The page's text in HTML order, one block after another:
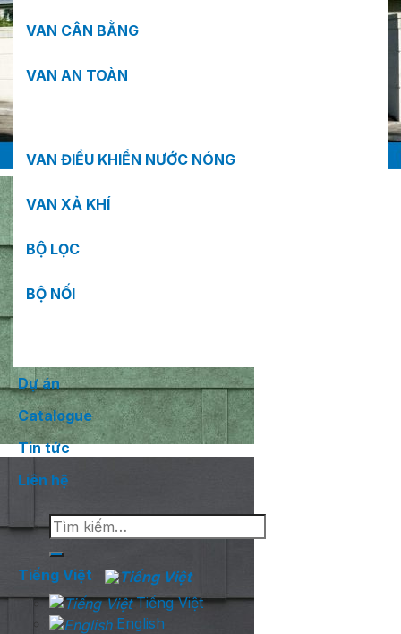
VAN CÂN BẰNG
VAN AN TOÀN
VAN ĐIỀU KHIỂN NƯỚC NÓNG
VAN XẢ KHÍ
BỘ LỌC
BỘ NỐI
Dự án
Catalogue
Tin tức
Liên hệ
Tìm
kiếm:
Tiếng Việt
Tiếng Việt
English